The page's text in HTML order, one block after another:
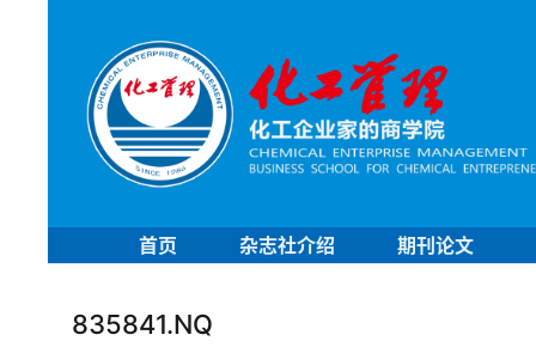
首页 杂志社介绍 期刊论文
835841.NQ